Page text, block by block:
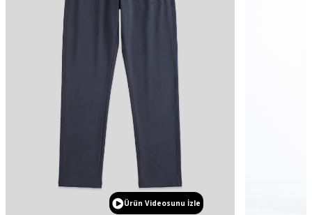
Ürün Videosunu İzle